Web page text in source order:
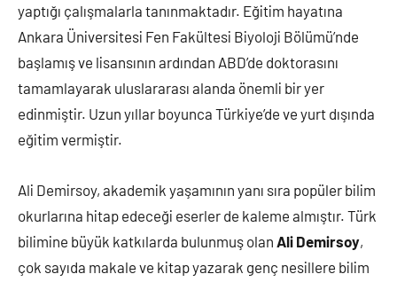
yaptığı çalışmalarla tanınmaktadır. Eğitim hayatına
Ankara Üniversitesi Fen Fakültesi Biyoloji Bölümü’nde
başlamış ve lisansının ardından ABD’de doktorasını
tamamlayarak uluslararası alanda önemli bir yer
edinmiştir. Uzun yıllar boyunca Türkiye’de ve yurt dışında
eğitim vermiştir.
Ali Demirsoy, akademik yaşamının yanı sıra popüler bilim
okurlarına hitap edeceği eserler de kaleme almıştır. Türk
bilimine büyük katkılarda bulunmuş olan Ali Demirsoy,
çok sayıda makale ve kitap yazarak genç nesillere bilim